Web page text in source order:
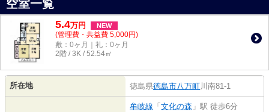
空室一覧
5.4万円 NEW
(管理費・共益費 5,000円)
敷：0ヶ月｜礼：0ヶ月
2階 / 3K / 52.54㎡
所在地 徳島県徳島市八万町川南81-1
牟岐線 「 文化の森 」駅 徒歩6分